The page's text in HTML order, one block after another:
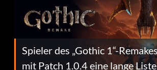
Spieler des „Gothic 1“-
mit Patch 1.0.4 eine lange